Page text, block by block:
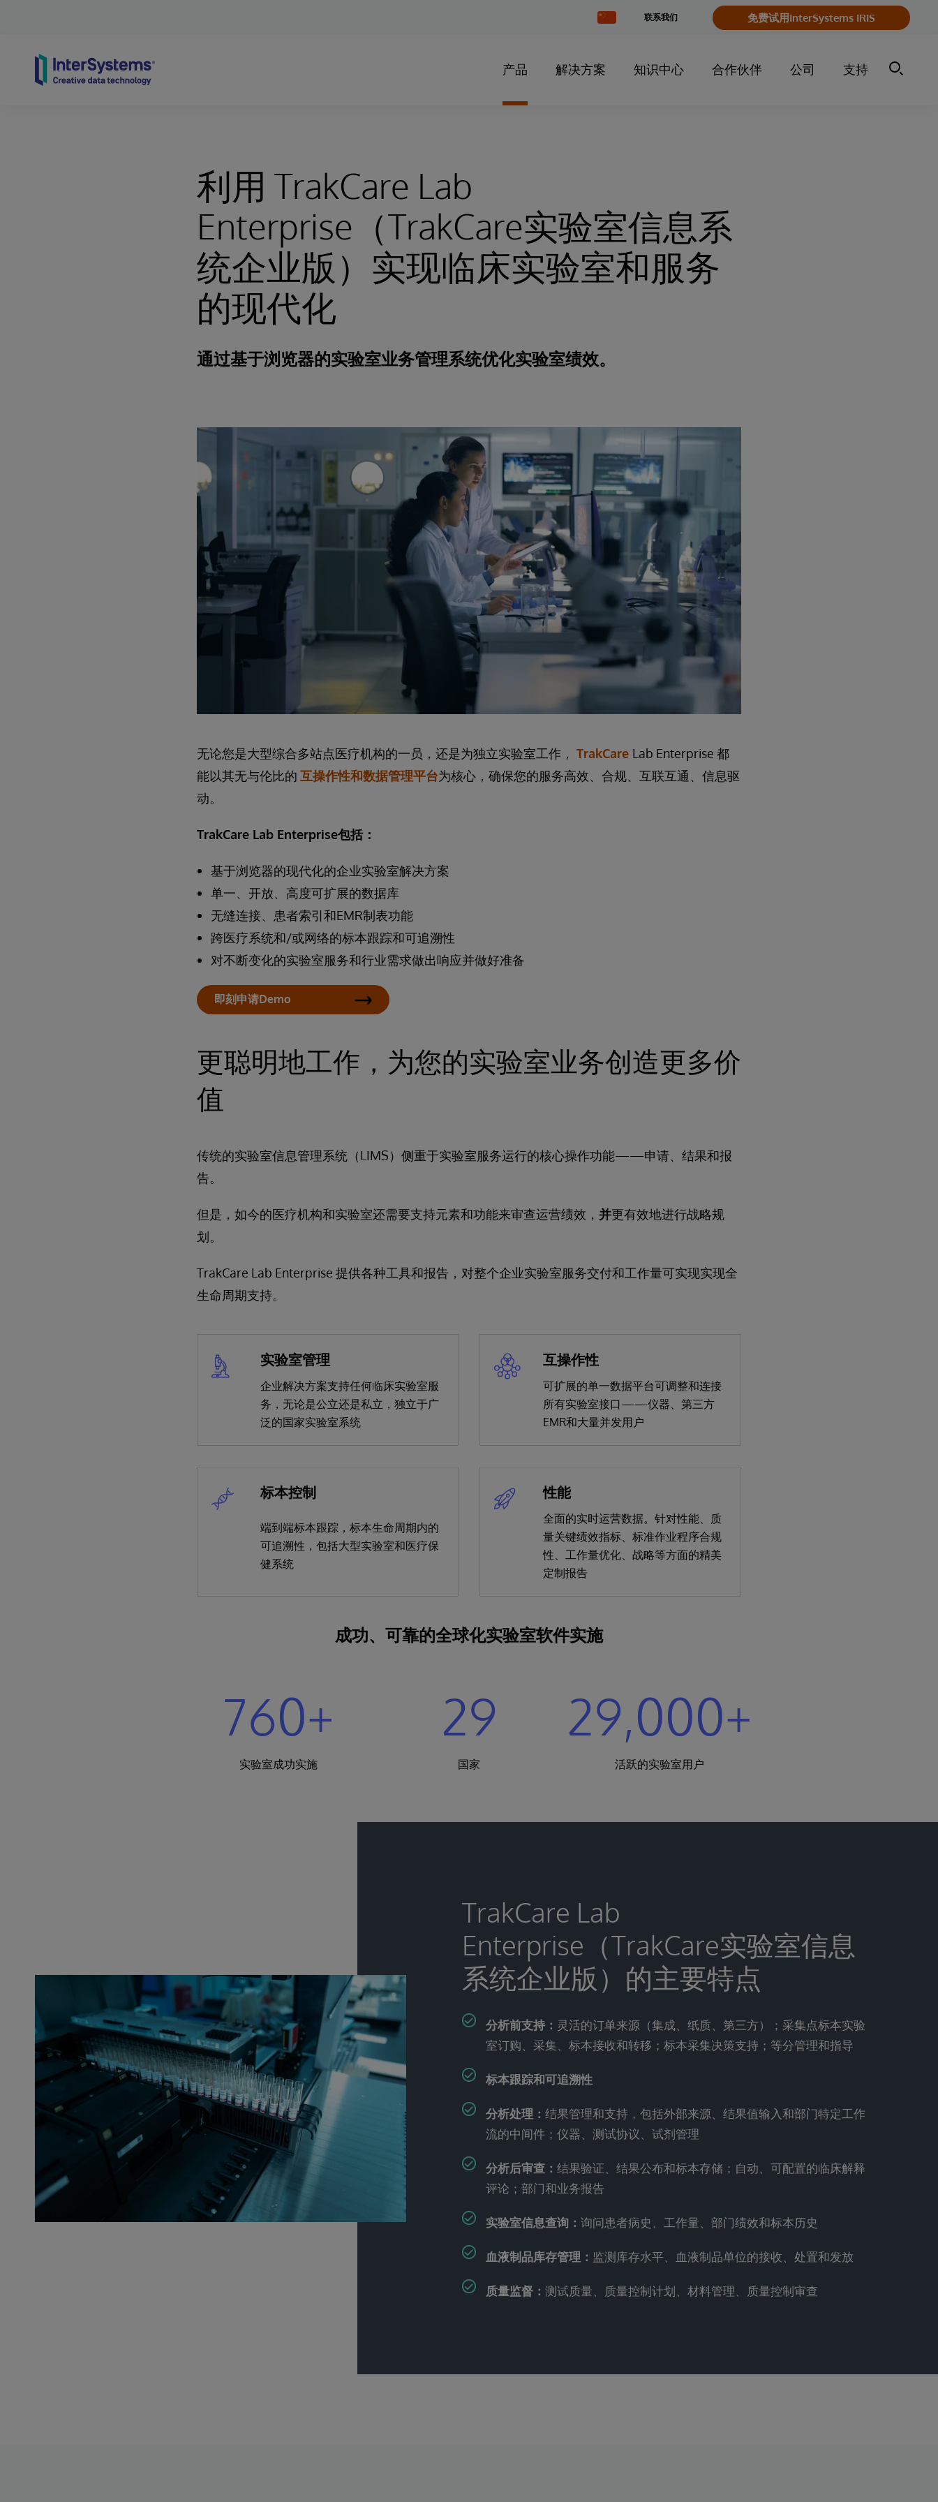
Change
Country
联系我们 免费试用InterSystems IRIS
产品 解决方案 知识中心 合作伙伴 公司 支持
利用 TrakCare Lab
Enterprise（TrakCare实验室信息系
统企业版）实现临床实验室和服务
的现代化
通过基于浏览器的实验室业务管理系统优化实验室绩效。
无论您是大型综合多站点医疗机构的一员，还是为独立实验室工作， TrakCare Lab Enterprise 都
能以其无与伦比的 互操作性和数据管理平台为核心，确保您的服务高效、合规、互联互通、信息驱
动。
TrakCare Lab Enterprise包括：
基于浏览器的现代化的企业实验室解决方案
单一、开放、高度可扩展的数据库
无缝连接、患者索引和EMR制表功能
跨医疗系统和/或网络的标本跟踪和可追溯性
对不断变化的实验室服务和行业需求做出响应并做好准备
即刻申请Demo
更聪明地工作，为您的实验室业务创造更多价
值
传统的实验室信息管理系统（LIMS）侧重于实验室服务运行的核心操作功能——申请、结果和报
告。
但是，如今的医疗机构和实验室还需要支持元素和功能来审查运营绩效， 并更有效地进行战略规
划。
TrakCare Lab Enterprise 提供各种工具和报告，对整个企业实验室服务交付和工作量可实现实现全
生命周期支持。
实验室管理
企业解决方案支持任何临床实验室服
务，无论是公立还是私立，独立于广
泛的国家实验室系统
互操作性
可扩展的单一数据平台可调整和连接
所有实验室接口——仪器、第三方
EMR和大量并发用户
标本控制
端到端标本跟踪，标本生命周期内的
可追溯性，包括大型实验室和医疗保
健系统
性能
全面的实时运营数据。针对性能、质
量关键绩效指标、标准作业程序合规
性、工作量优化、战略等方面的精美
定制报告
成功、可靠的全球化实验室软件实施
760+
实验室成功实施
29
国家
29,000+
活跃的实验室用户
TrakCare Lab
Enterprise（TrakCare实验室信息
系统企业版）的主要特点
分析前支持： 灵活的订单来源（集成、纸质、第三方）；采集点标本实验
室订购、采集、标本接收和转移；标本采集决策支持；等分管理和指导
标本跟踪和可追溯性
分析处理： 结果管理和支持，包括外部来源、结果值输入和部门特定工作
流的中间件；仪器、测试协议、试剂管理
分析后审查： 结果验证、结果公布和标本存储；自动、可配置的临床解释
评论；部门和业务报告
实验室信息查询： 询问患者病史、工作量、部门绩效和标本历史
血液制品库存管理： 监测库存水平、血液制品单位的接收、处置和发放
质量监督： 测试质量、质量控制计划、材料管理、质量控制审查